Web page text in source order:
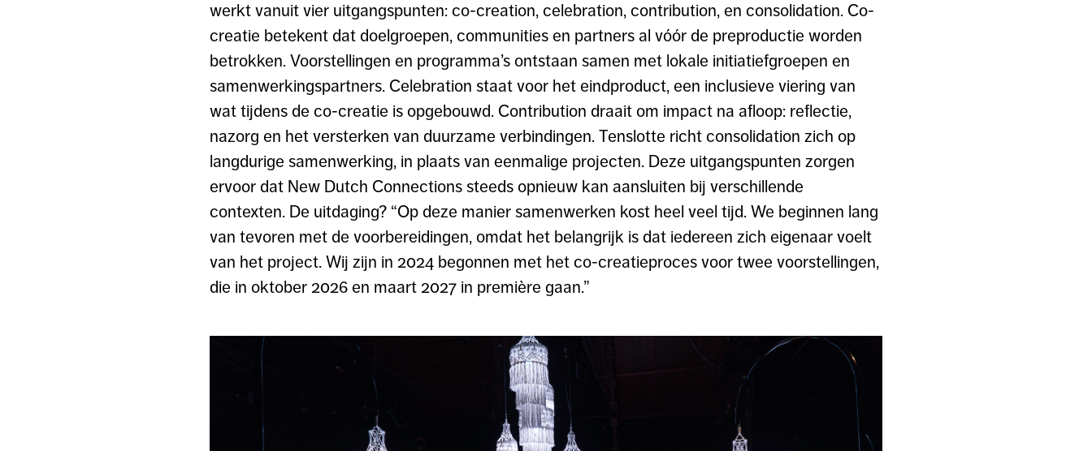
werkt vanuit vier uitgangspunten: co-creation, celebration, contribution, en consolidation. Co-
creatie betekent dat doelgroepen, communities en partners al vóór de preproductie worden
betrokken. Voorstellingen en programma’s ontstaan samen met lokale initiatiefgroepen en
samenwerkingspartners. Celebration staat voor het eindproduct, een inclusieve viering van
wat tijdens de co-creatie is opgebouwd. Contribution draait om impact na afloop: reflectie,
nazorg en het versterken van duurzame verbindingen. Tenslotte richt consolidation zich op
langdurige samenwerking, in plaats van eenmalige projecten. Deze uitgangspunten zorgen
ervoor dat New Dutch Connections steeds opnieuw kan aansluiten bij verschillende
contexten. De uitdaging? “Op deze manier samenwerken kost heel veel tijd. We beginnen lang
van tevoren met de voorbereidingen, omdat het belangrijk is dat iedereen zich eigenaar voelt
van het project. Wij zijn in 2024 begonnen met het co-creatieproces voor twee voorstellingen,
die in oktober 2026 en maart 2027 in première gaan.”